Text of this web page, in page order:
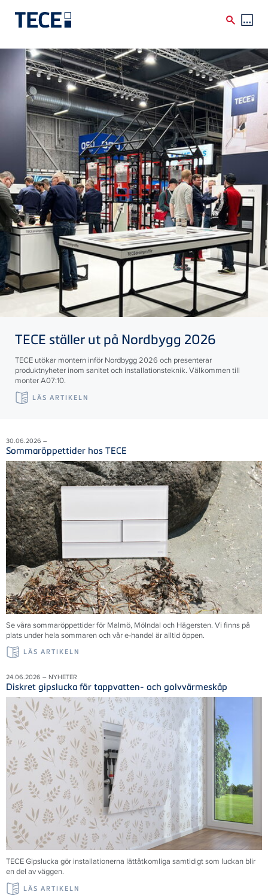
Skip to main content
TECE ställer ut på Nordbygg 2026
TECE utökar montern inför Nordbygg 2026 och presenterar
produktnyheter inom sanitet och installationsteknik. Välkommen till
monter A07:10.
LÄS ARTIKELN
30.06.2026 –
Sommaröppettider hos TECE
Se våra sommaröppettider för Malmö, Mölndal och Hägersten. Vi finns på
plats under hela sommaren och vår e-handel är alltid öppen.
LÄS ARTIKELN
24.06.2026 – NYHETER
Diskret gipslucka för tappvatten- och golvvärmeskåp
TECE Gipslucka gör installationerna lättåtkomliga samtidigt som luckan blir
en del av väggen.
LÄS ARTIKELN